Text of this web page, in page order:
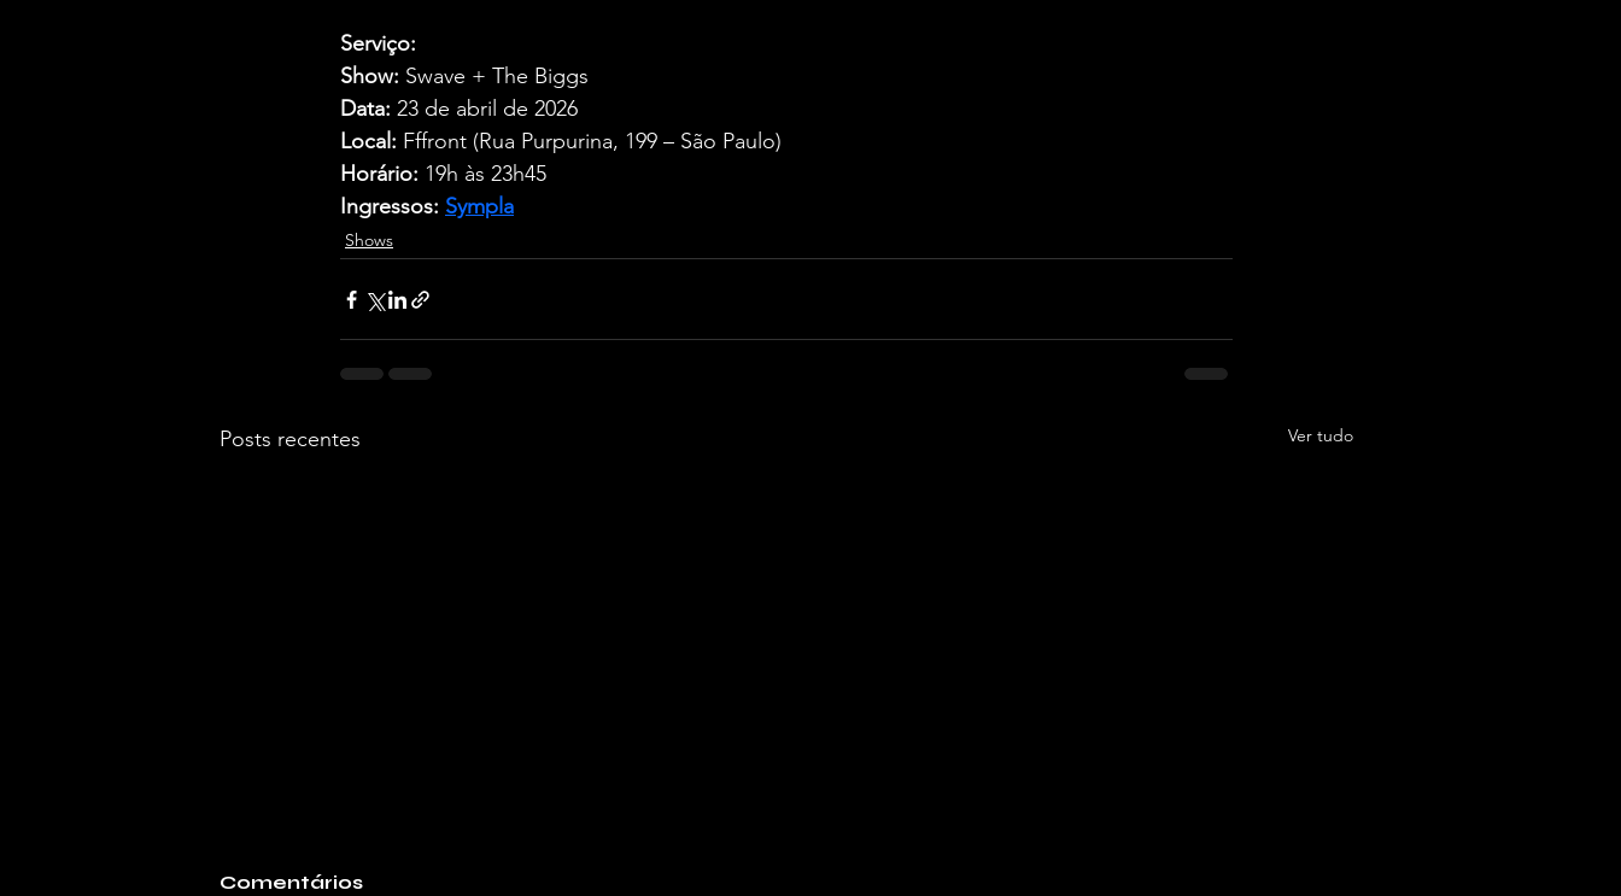
Serviço:
Show: Swave + The Biggs
Data: 23 de abril de 2026
Local: Fffront (Rua Purpurina, 199 – São Paulo)
Horário: 19h às 23h45
Ingressos: Sympla
Shows
Posts recentes Ver tudo
Comentários